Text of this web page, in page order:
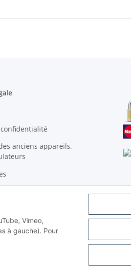
Vimeo,
à gauche). Pour
anciens appareils,